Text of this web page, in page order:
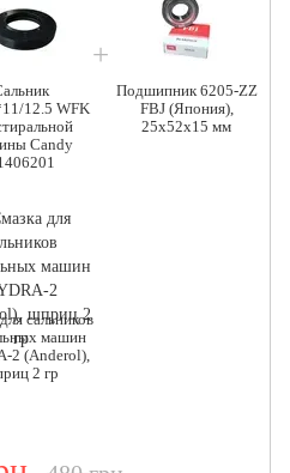
12.5 WFK
Candy
Подшипник 6205-ZZ
FBJ (Япония),
25x52x15 мм
сальников
машин
2 (Anderol),
2 гр